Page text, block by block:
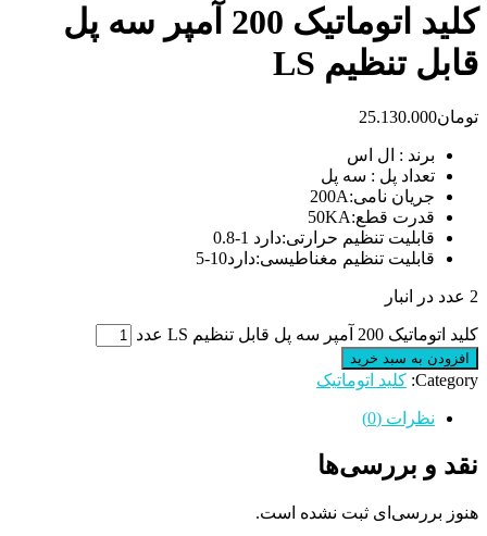
کلید اتوماتیک 200 آمپر سه پل
قابل تنظیم LS
تومان25.130.000
برند : ال اس
تعداد پل : سه پل
جریان نامی:200A
قدرت قطع:50KA
قابلیت تنظیم حرارتی:دارد 1-0.8
قابلیت تنظیم مغناطیسی:دارد10-5
2 عدد در انبار
کلید اتوماتیک 200 آمپر سه پل قابل تنظیم LS عدد
افزودن به سبد خرید
Category: کلید اتوماتیک
نظرات (0)
نقد و بررسی‌ها
هنوز بررسی‌ای ثبت نشده است.